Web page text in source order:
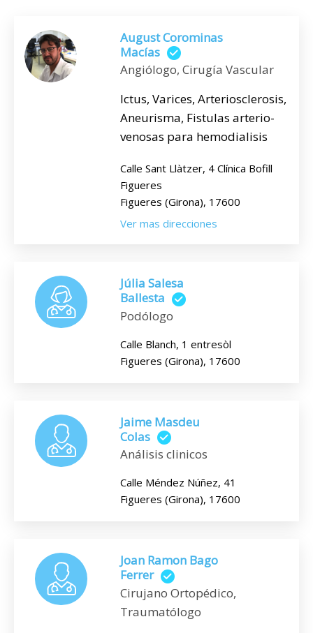
August Corominas
Macías
Angiólogo, Cirugía Vascular
Ictus, Varices, Arteriosclerosis,
Aneurisma, Fistulas arterio-
venosas para hemodialisis
Calle Sant Llàtzer, 4 Clínica Bofill
Figueres
Figueres (Girona), 17600
Ver mas direcciones
Júlia Salesa
Ballesta
Podólogo
Calle Blanch, 1 entresòl
Figueres (Girona), 17600
Jaime Masdeu
Colas
Análisis clinicos
Calle Méndez Núñez, 41
Figueres (Girona), 17600
Joan Ramon Bago
Ferrer
Cirujano Ortopédico,
Traumatólogo